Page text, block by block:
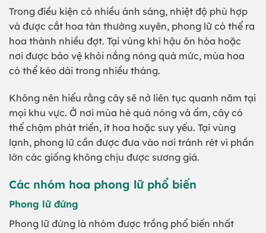
Trong điều kiện có nhiều ánh sáng, nhiệt độ phù hợp
và được cắt hoa tàn thường xuyên, phong lữ có thể ra
hoa thành nhiều đợt. Tại vùng khí hậu ôn hòa hoặc
nơi được bảo vệ khỏi nắng nóng quá mức, mùa hoa
có thể kéo dài trong nhiều tháng.
Không nên hiểu rằng cây sẽ nở liên tục quanh năm tại
mọi khu vực. Ở nơi mùa hè quá nóng và ẩm, cây có
thể chậm phát triển, ít hoa hoặc suy yếu. Tại vùng
lạnh, phong lữ cần được đưa vào nơi tránh rét vì phần
lớn các giống không chịu được sương giá.
Các nhóm hoa phong lữ phổ biến
Phong lữ đứng
Phong lữ đứng là nhóm được trồng phổ biến nhất